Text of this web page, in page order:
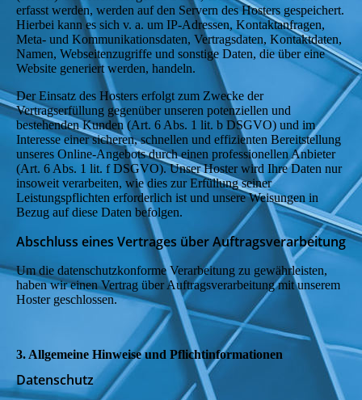
erfasst werden, werden auf den Servern des Hosters gespeichert.
Hierbei kann es sich v. a. um IP-Adressen, Kontaktanfragen,
Meta- und Kommunikationsdaten, Vertragsdaten, Kontaktdaten,
Namen, Webseitenzugriffe und sonstige Daten, die über eine
Website generiert werden, handeln.
Der Einsatz des Hosters erfolgt zum Zwecke der
Vertragserfüllung gegenüber unseren potenziellen und
bestehenden Kunden (Art. 6 Abs. 1 lit. b DSGVO) und im
Interesse einer sicheren, schnellen und effizienten Bereitstellung
unseres Online-Angebots durch einen professionellen Anbieter
(Art. 6 Abs. 1 lit. f DSGVO). Unser Hoster wird Ihre Daten nur
insoweit verarbeiten, wie dies zur Erfüllung seiner
Leistungspflichten erforderlich ist und unsere Weisungen in
Bezug auf diese Daten befolgen.
Abschluss eines Vertrages über Auftragsverarbeitung
Um die datenschutzkonforme Verarbeitung zu gewährleisten,
haben wir einen Vertrag über Auftragsverarbeitung mit unserem
Hoster geschlossen.
3. Allgemeine Hinweise und Pflicht­informationen
Datenschutz